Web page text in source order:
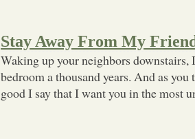
Stay Away From My
Waking up your neighbors downstairs,
bedroom a thousand years. And as you
good I say that I want you in the most